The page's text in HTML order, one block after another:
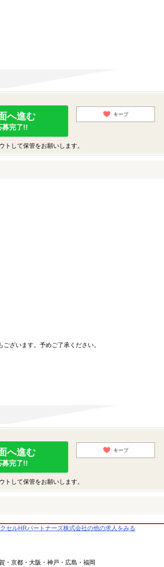
へ進む
募完了!!
キープ
して保管をお願いします。
ざいます。予めご了承ください。
へ進む
募完了!!
キープ
して保管をお願いします。
セルHRパートナーズ株式会社の他の求人をみる
・京都・大阪・神戸・広島・福岡